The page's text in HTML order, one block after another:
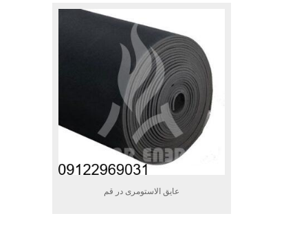
عایق الاستومری در قم